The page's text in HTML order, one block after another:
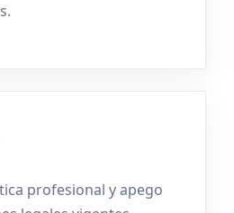
profesional y apego